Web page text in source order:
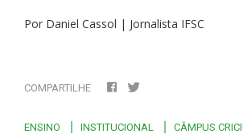
Por Daniel Cassol | Jornalista IFSC
COMPARTILHE
ENSINO INSTITUCIONAL CÂMPUS